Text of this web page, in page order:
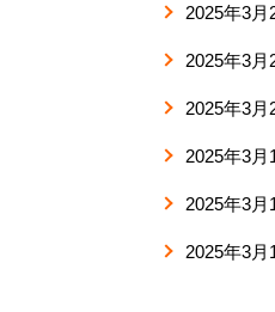
2025年3月
2025年3月
2025年3月
2025年3月
2025年3月
2025年3月